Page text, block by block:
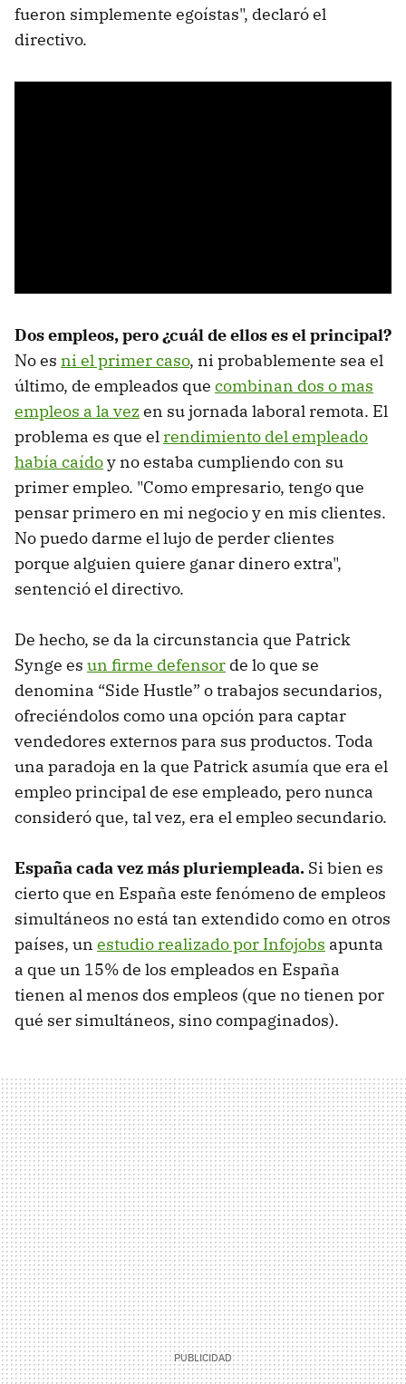
fueron simplemente egoístas", declaró el
directivo.
Dos empleos, pero ¿cuál de ellos es el principal?
No es ni el primer caso, ni probablemente sea el
último, de empleados que combinan dos o mas
empleos a la vezen su jornada laboral remota. El
problema es que elrendimiento del empleado
había caídoy no estaba cumpliendo con su
primer empleo. "Como empresario, tengo que
pensar primero en mi negocio y en mis clientes.
No puedo darme el lujo de perder clientes
porque alguien quiere ganar dinero extra",
sentenció el directivo.
De hecho, se da la circunstancia que Patrick
Synge es un firme defensor de lo que se
denomina “Side Hustle” o trabajos secundarios,
ofreciéndolos como una opción para captar
vendedores externos para sus productos. Toda
una paradoja en la que Patrick asumía que era el
empleo principal de ese empleado, pero nunca
consideró que, tal vez, era el empleo secundario.
España cada vez más pluriempleada. Si bien es
cierto que en España este fenómeno de empleos
simultáneos no está tan extendido como en otros
países, un estudio realizado por Infojobs apunta
a que un 15% de los empleados en España
tienen al menos dos empleos (que no tienen por
qué ser simultáneos, sino compaginados).